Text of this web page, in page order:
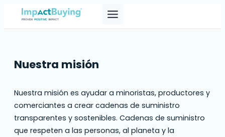
Nuestra misión
Nuestra misión es ayudar a minoristas, productores y
comerciantes a crear cadenas de suministro
transparentes y sostenibles. Cadenas de suministro
que respeten a las personas, al planeta y la